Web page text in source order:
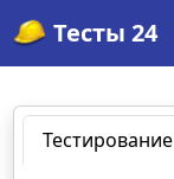
Тесты 24
Тестирование